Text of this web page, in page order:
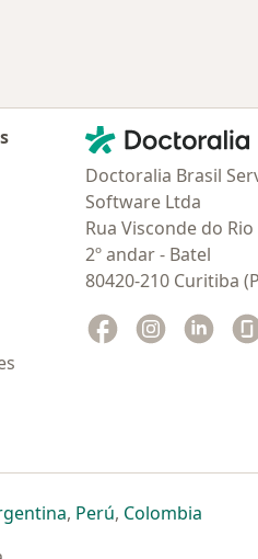
Contato
Doctoralia - Homepage
Doctoralia Brasil
Software Ltda
Rua Visconde do
2º andar - Batel
80420-210 Curitiba
Facebook
abre num novo
Instagram
abre num
separador
num novo separador
abre num novo
, Perúabre num novo
, Colombiaabre